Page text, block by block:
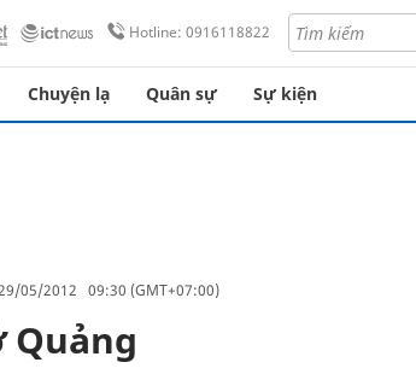
Hotline: 0916118822
Chuyện lạ Quân sự Sự kiện
05/2012 09:30 (GMT+07:00)